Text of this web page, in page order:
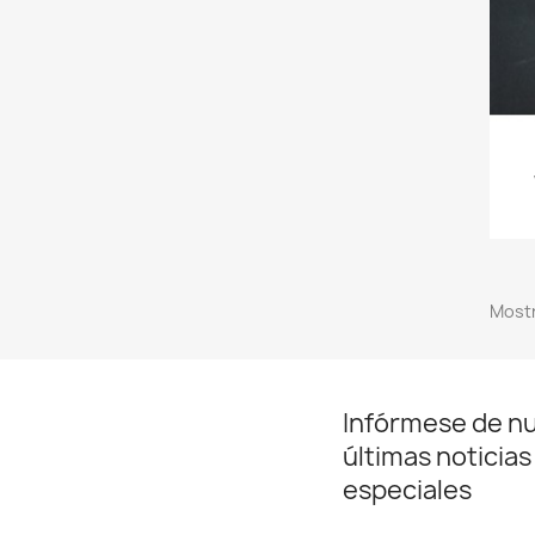
Infórmese de
últimas
especiales